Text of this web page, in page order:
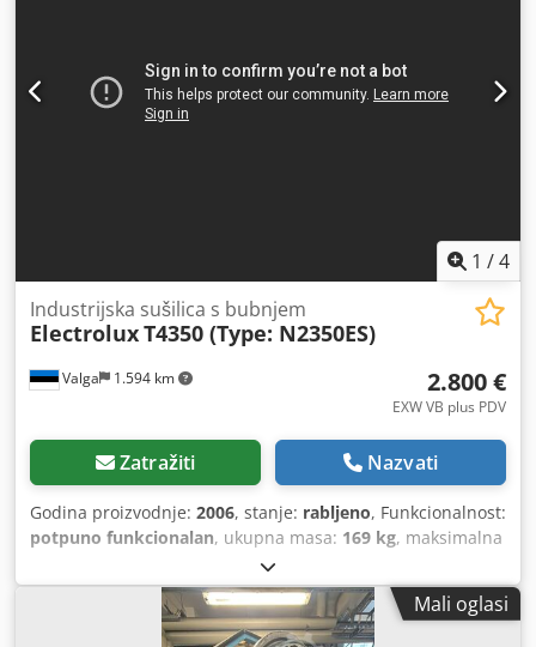
1 /4
Valga 1.594 km
Industrijska sušilica s bubnjem
ElectroluxT4350 (Type: N2350ES)
2.800 €
EXW VB plus PDV
Zatražiti Nazvati
Godina proizvodnje: 2006, stanje: rabljeno, Funkcionalnost:
potpuno funkcionalan, ukupna masa: 169 kg, maksimalna
, ukupna duljina:
790 mm, ukupna visina:1.720 mm, broj stroja/vozila:
04350 / 0001642 (QC: 61401257), Profesionalni industrijski
električni sušilni stroj kapaciteta 17,5 kg s programabilnim
Mali oglasi